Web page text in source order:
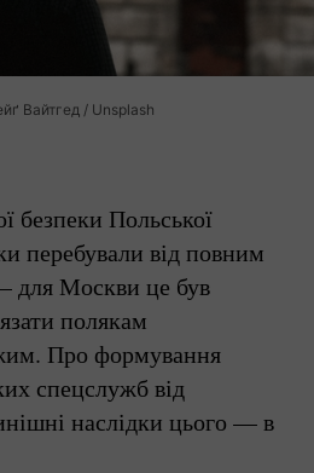
Вайтгед / Unsplash
безпеки Польської
перебували від повним
Москви це був
полякам
Про формування
спецслужб від
наслідки цього — в